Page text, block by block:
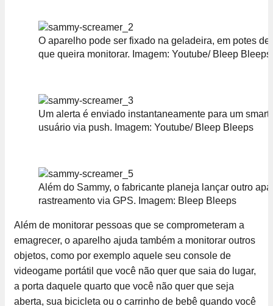
O aparelho pode ser fixado na geladeira, em potes
que queira monitorar. Imagem: Youtube/ Bleep Bleeps
Um alerta é enviado instantaneamente para um
usuário via push. Imagem: Youtube/ Bleep Bleeps
Além do Sammy, o fabricante planeja lançar outro
rastreamento via GPS. Imagem: Bleep Bleeps
Além de monitorar pessoas que se comprometeram a
emagrecer, o aparelho ajuda também a monitorar outros
objetos, como por exemplo aquele seu console de
videogame portátil que você não quer que saia do lugar,
a porta daquele quarto que você não quer que seja
aberta, sua bicicleta ou o carrinho de bebê quando você